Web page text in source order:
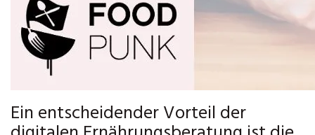
Ein entscheidender Vorteil der